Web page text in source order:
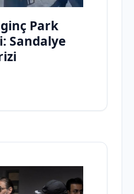
Park
Sandalye